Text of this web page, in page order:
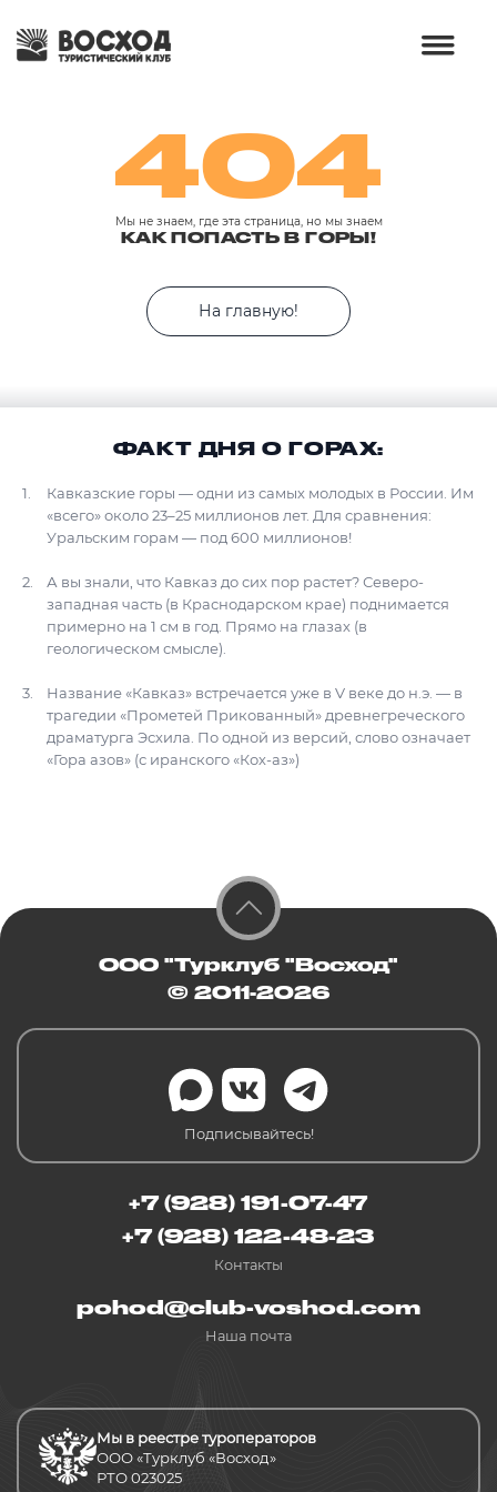
404
Мы не знаем, где эта страница, но мы знаем
КАК ПОПАСТЬ В ГОРЫ!
На главную!
ФАКТ ДНЯ О ГОРАХ:
Кавказские горы — одни из самых молодых в России. Им
«всего» около 23–25 миллионов лет. Для сравнения:
Уральским горам — под 600 миллионов!
А вы знали, что Кавказ до сих пор растет? Северо-
западная часть (в Краснодарском крае) поднимается
примерно на 1 см в год. Прямо на глазах (в
геологическом смысле).
Название «Кавказ» встречается уже в V веке до н.э. — в
трагедии «Прометей Прикованный» древнегреческого
драматурга Эсхила. По одной из версий, слово означает
«Гора азов» (с иранского «Кох-аз»)
ООО "Турклуб "Восход"
© 2011-2026
Подписывайтесь!
+7 (928) 191-07-47
+7 (928) 122-48-23
Контакты
pohod@club-voshod.com
Наша почта
Мы в реестре туроператоров
ООО «Турклуб «Восход»
РТО 023025